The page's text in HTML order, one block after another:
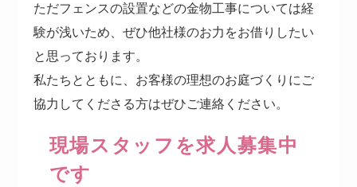
ただフェンスの設置などの金物工事については経
験が浅いため、ぜひ他社様のお力をお借りしたい
と思っております。
私たちとともに、お客様の理想のお庭づくりにご
協力してくださる方はぜひご連絡ください。
現場スタッフを求人募集中
です